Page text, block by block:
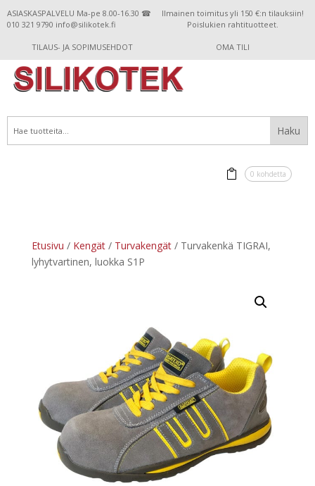
ASIASKASPALVELU Ma-pe 8.00-16.30 ☎
010 321 9790 info@silikotek.fi
Ilmainen toimitus yli 150 €:n tilauksiin!
Poislukien rahtituotteet.
TILAUS- JA SOPIMUSEHDOT OMA TILI
0 kohdetta
Etusivu / Kengät/ Turvakengät/ Turvakenkä TIGRAI,
lyhytvartinen, luokka S1P